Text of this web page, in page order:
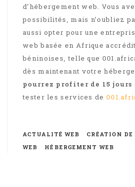
d’hébergement web. Vous
possibilités, mais n’oubliez
aussi opter pour une
web basée en Afrique
béninoises, telle que
dès maintenant votre
pourrez profiter de 15
tester les services de
ACTUALITÉ WEB
CRÉATION DE
WEB
HÉBERGEMENT WEB